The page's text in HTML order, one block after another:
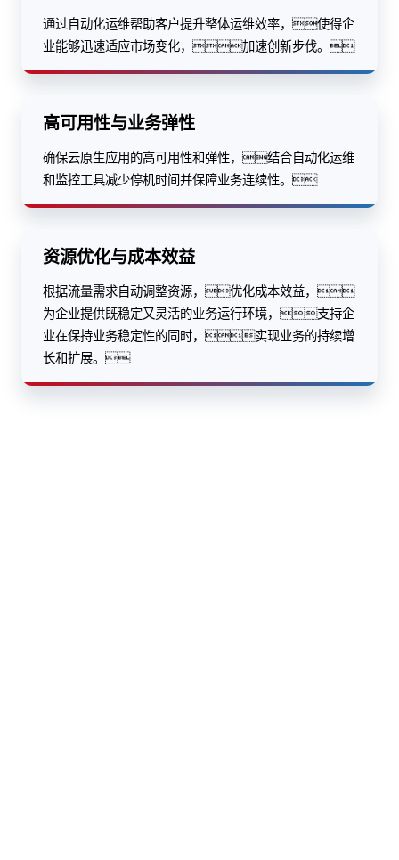
通过自动化运维帮助客户提升整体运维效率，使得企
业能够迅速适应市场变化，加速创新步伐。
高可用性与业务弹性
确保云原生应用的高可用性和弹性，结合自动化运维
和监控工具减少停机时间并保障业务连续性。
资源优化与成本效益
根据流量需求自动调整资源，优化成本效益，
为企业提供既稳定又灵活的业务运行环境，支持企
业在保持业务稳定性的同时，实现业务的持续增
长和扩展。